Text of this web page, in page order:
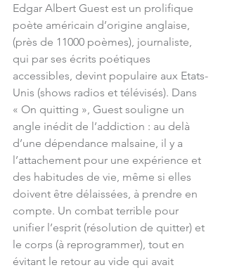
Edgar Albert Guest est un prolifique
poète américain d’origine anglaise,
(près de 11000 poèmes), journaliste,
qui par ses écrits poétiques
accessibles, devint populaire aux Etats-
Unis (shows radios et télévisés). Dans
« On quitting », Guest souligne un
angle inédit de l’addiction : au delà
d’une dépendance malsaine, il y a
l’attachement pour une expérience et
des habitudes de vie, même si elles
doivent être délaissées, à prendre en
compte. Un combat terrible pour
unifier l’esprit (résolution de quitter) et
le corps (à reprogrammer), tout en
évitant le retour au vide qui avait